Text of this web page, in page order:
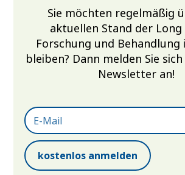
Sie möchten regelmäßig
aktuellen Stand der Long
Forschung und
bleiben? Dann melden Sie
Newsletter an!